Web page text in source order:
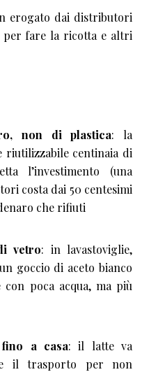
erogato dai distributori
per fare la ricotta e altri
non di plastica: la
riutilizzabile centinaia di
l’investimento (una
costa dai 50 centesimi
che rifiuti
vetro: in lavastoviglie,
goccio di aceto bianco
con poca acqua, ma più
a casa: il latte va
il trasporto per non